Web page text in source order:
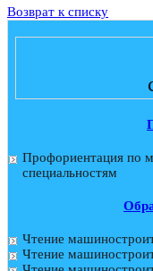
Возврат к списку
Профориентация по
специальностям
Чтение
Чтение